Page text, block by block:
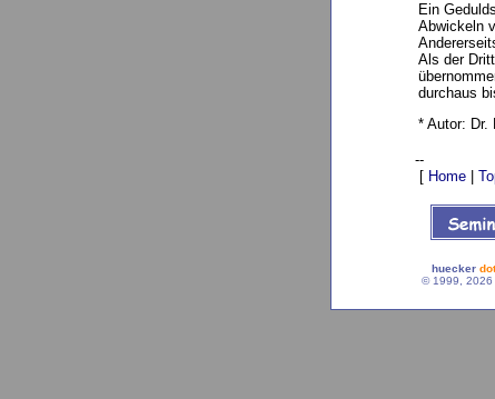
Ein
Abwickeln
Als der
durchaus
* Autor: Dr.
--
[ Home
huecker dot
© 1999, 2026